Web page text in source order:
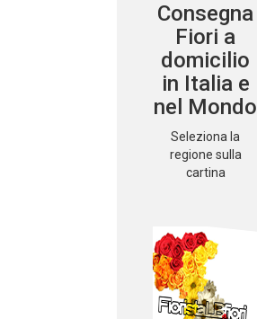
Consegna
Fiori a
domicilio
in Italia e
nel Mondo
Seleziona la
regione sulla
cartina